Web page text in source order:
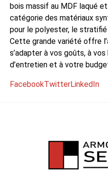
bois massif au MDF laqué
catégorie des matériaux
pour le polyester, le
Cette grande variété offre
s’adapter à vos goûts, à
d’entretien et à votre
FacebookTwitterLinkedIn